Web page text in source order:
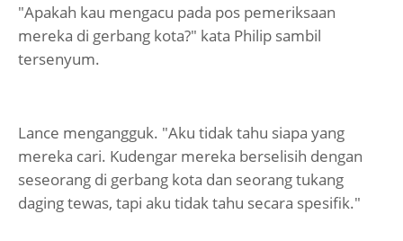
"Apakah kau mengacu pada pos pemeriksaan
mereka di gerbang kota?" kata Philip sambil
tersenyum.
Lance mengangguk. "Aku tidak tahu siapa yang
mereka cari. Kudengar mereka berselisih dengan
seseorang di gerbang kota dan seorang tukang
daging tewas, tapi aku tidak tahu secara spesifik."